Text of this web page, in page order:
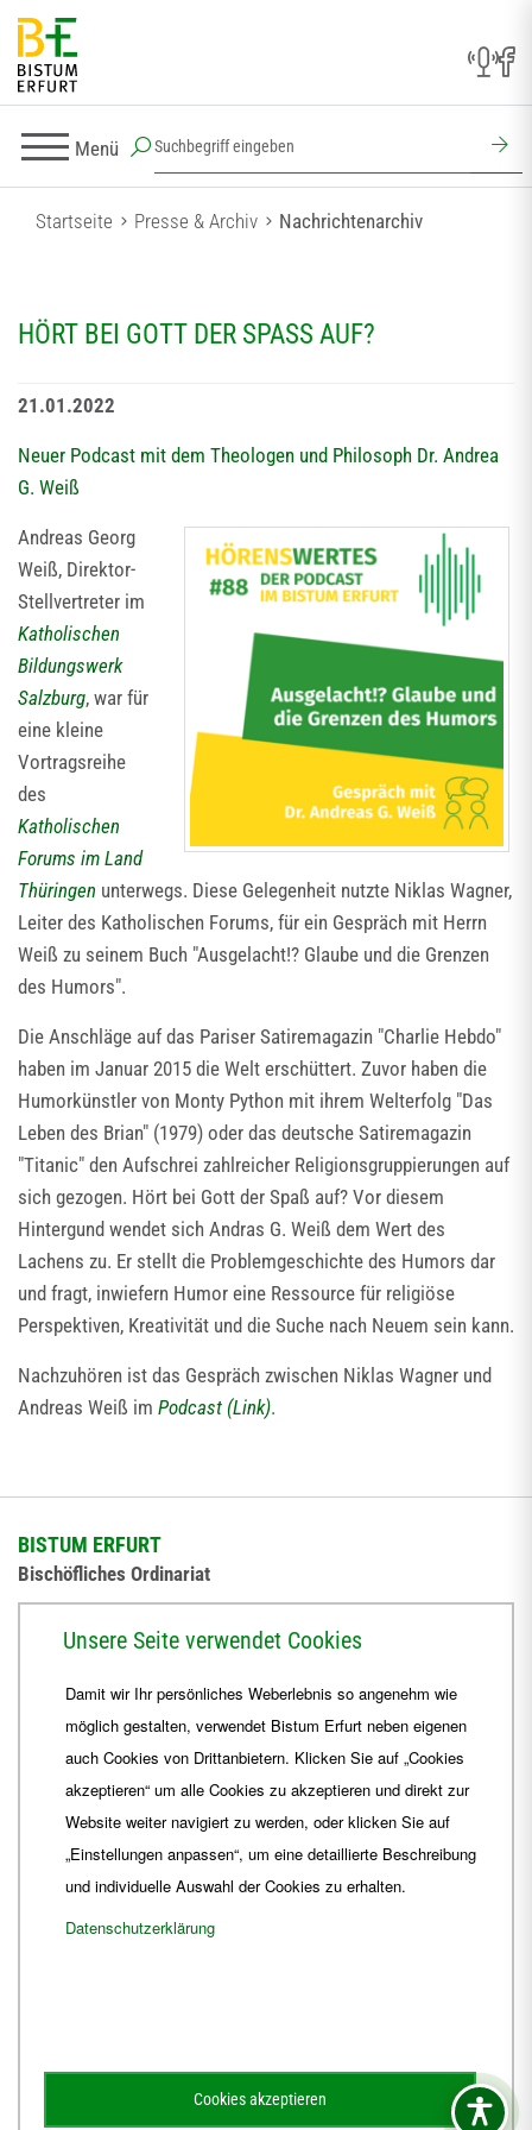
Menü
Startseite Presse & Archiv Nachrichtenarchiv
HÖRT BEI GOTT DER SPASS AUF?
21.01.2022
Neuer Podcast mit dem Theologen und Philosoph Dr. Andrea
G. Weiß
Andreas Georg
Weiß, Direktor-
Stellvertreter im
Katholischen
Bildungswerk
Salzburg, war für
eine kleine
Vortragsreihe
des
Katholischen
Forums im Land
Thüringen unterwegs. Diese Gelegenheit nutzte Niklas Wagner,
Leiter des Katholischen Forums, für ein Gespräch mit Herrn
Weiß zu seinem Buch "Ausgelacht!? Glaube und die Grenzen
des Humors".
Die Anschläge auf das Pariser Satiremagazin "Charlie Hebdo"
haben im Januar 2015 die Welt erschüttert. Zuvor haben die
Humorkünstler von Monty Python mit ihrem Welterfolg "Das
Leben des Brian" (1979) oder das deutsche Satiremagazin
"Titanic" den Aufschrei zahlreicher Religionsgruppierungen auf
sich gezogen. Hört bei Gott der Spaß auf? Vor diesem
Hintergund wendet sich Andras G. Weiß dem Wert des
Lachens zu. Er stellt die Problemgeschichte des Humors dar
und fragt, inwiefern Humor eine Ressource für religiöse
Perspektiven, Kreativität und die Suche nach Neuem sein kann.
Nachzuhören ist das Gespräch zwischen Niklas Wagner und
Andreas Weiß im Podcast (Link).
BISTUM ERFURT
Bischöfliches Ordinariat
+49 361 6572-444
ordinariat Bistum-Erfurt.de
Unsere Seite verwendet Cookies
Damit wir Ihr persönliches Weberlebnis so angenehm wie
möglich gestalten, verwendet Bistum Erfurt neben eigenen
auch Cookies von Drittanbietern. Klicken Sie auf „Cookies
akzeptieren“ um alle Cookies zu akzeptieren und direkt zur
Website weiter navigiert zu werden, oder klicken Sie auf
„Einstellungen anpassen“, um eine detaillierte Beschreibung
und individuelle Auswahl der Cookies zu erhalten.
Datenschutzerklärung
Cookies akzeptieren